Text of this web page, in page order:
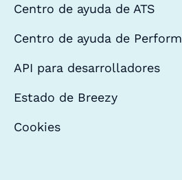
Centro de ayuda de ATS
Centro de ayuda de Perform
API para desarrolladores
Estado de Breezy
Cookies